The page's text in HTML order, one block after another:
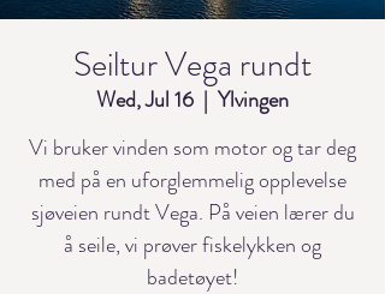
Seiltur Vega rundt
Wed, Jul 16
  |
Ylvingen
Vi bruker vinden som motor og tar deg
med på en uforglemmelig opplevelse
sjøveien rundt Vega. På veien lærer du
å seile, vi prøver fiskelykken og
badetøyet!